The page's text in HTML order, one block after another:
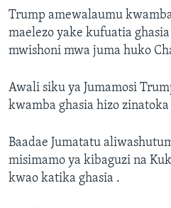
Trump amewalaumu
maelezo yake kufuatia
mwishoni mwa juma huko
Awali siku ya Jumamosi
kwamba ghasia hizo
Baadae Jumatatu
misimamo ya kibaguzi na
kwao katika ghasia .